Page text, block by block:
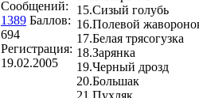
Сообщений:
1389 Баллов:
694
Регистрация:
19.02.2005
15.Сизый голубь
16.Полевой
17.Белая трясогузка
18.Зарянка
19.Черный дрозд
20.Большак
21.Пухляк